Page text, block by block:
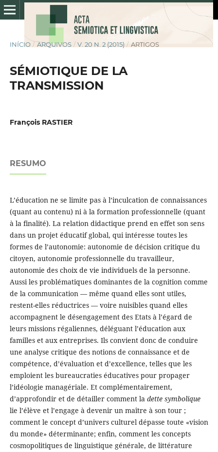
INÍCIO / ARQUIVOS / V. 20 N. 2 (2015) / ARTIGOS
SÉMIOTIQUE DE LA
TRANSMISSION
François RASTIER
RESUMO
L’éducation ne se limite pas à l’inculcation de connaissances
(quant au contenu) ni à la formation professionnelle (quant
à la finalité). La relation didactique prend en effet son sens
dans un projet éducatif global, qui intéresse toutes les
formes de l’autonomie: autonomie de décision critique du
citoyen, autonomie professionnelle du travailleur,
autonomie des choix de vie individuels de la personne.
Aussi les problématiques dominantes de la cognition comme
de la communication — même quand elles sont utiles,
restent-elles réductrices — voire nuisibles quand elles
accompagnent le désengagement des Etats à l’égard de
leurs missions régaliennes, déléguant l’éducation aux
familles et aux entreprises. Ils convient donc de conduire
une analyse critique des notions de connaissance et de
compétence, d’évaluation et d’excellence, telles que les
emploient les bureaucraties éducatives pour propager
l’idéologie managériale. Et complémentairement,
d’approfondir et de détailler comment la dette symbolique
lie l’élève et l’engage à devenir un maître à son tour ;
comment le concept d’univers culturel dépasse toute «vision
du monde» déterminante; enfin, comment les concepts
cosmopolitiques de linguistique générale, de littérature